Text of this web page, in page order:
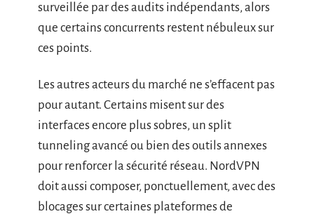
surveillée par des audits indépendants, alors
que certains concurrents restent nébuleux sur
ces points.
Les autres acteurs du marché ne s’effacent pas
pour autant. Certains misent sur des
interfaces encore plus sobres, un split
tunneling avancé ou bien des outils annexes
pour renforcer la sécurité réseau. NordVPN
doit aussi composer, ponctuellement, avec des
blocages sur certaines plateformes de